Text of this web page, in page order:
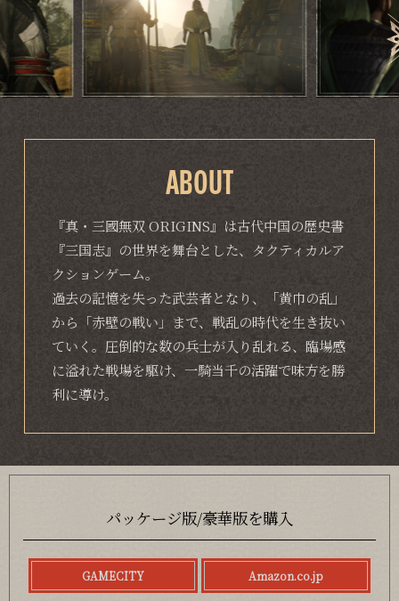
ABOUT
『真・三國無双 ORIGINS』は古代中国の歴史書
『三国志』の世界を舞台とした、タクティカルア
クションゲーム。
過去の記憶を失った武芸者となり、「黄巾の乱」
から「赤壁の戦い」まで、戦乱の時代を生き抜い
ていく。圧倒的な数の兵士が入り乱れる、臨場感
に溢れた戦場を駆け、一騎当千の活躍で味方を勝
利に導け。
パッケージ版/豪華版を購入
GAMECITY Amazon.co.jp